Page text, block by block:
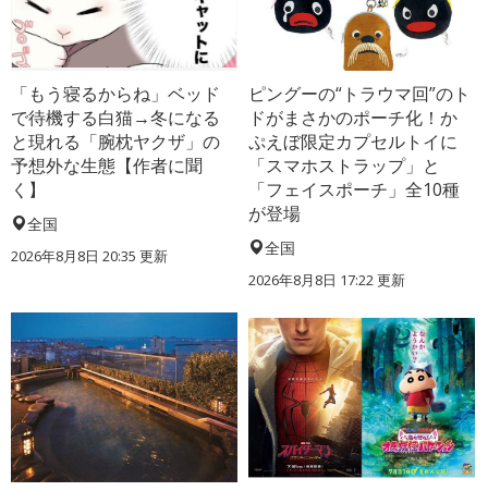
「もう寝るからね」ベッド
で待機する白猫→冬になる
と現れる「腕枕ヤクザ」の
予想外な生態【作者に聞
く】
全国
2026年8月8日 20:35 更新
ピングーの“トラウマ回”のト
ドがまさかのポーチ化！か
ぷえぼ限定カプセルトイに
「スマホストラップ」と
「フェイスポーチ」全10種
が登場
全国
2026年8月8日 17:22更新